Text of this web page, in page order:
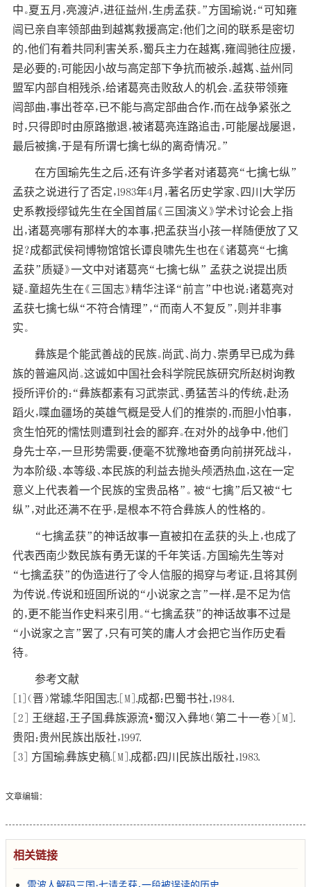
中。夏五月，亮渡泸，进征益州，生虏孟获。”方国瑜说：“可知雍
闿已亲自率领部曲到越嶲救援高定；他们之间的联系是密切
的，他们有着共同利害关系，蜀兵主力在越嶲，雍闿驰往应援，
是必要的；可能因小故与高定部下争抗而被杀，越嶲、益州同
盟军内部自相残杀，给诸葛亮击败敌人的机会。孟获带领雍
闿部曲，事出苍卒，已不能与高定部曲合作，而在战争紧张之
时，只得即时由原路撤退，被诸葛亮连路追击，可能屡战屡退，
最后被擒，于是有所谓七擒七纵的离奇情况。”
在方国瑜先生之后，还有许多学者对诸葛亮“七擒七纵”
孟获之说进行了否定，1983年4月，著名历史学家、四川大学历
史系教授缪钺先生在全国首届《三国演义》学术讨论会上指
出，诸葛亮哪有那样大的本事，把孟获当小孩一样随便放了又
捉？成都武侯祠博物馆馆长谭良啸先生也在《诸葛亮“七擒
孟获”质疑》一文中对诸葛亮“七擒七纵” 孟获之说提出质
疑。童超先生在《三国志》精华注译“前言”中也说：诸葛亮对
孟获七擒七纵“不符合情理”，“而南人不复反”，则并非事
实。
彝族是个能武善战的民族。尚武、尚力、崇勇早已成为彝
族的普遍风尚。这诚如中国社会科学院民族研究所赵树询教
授所评价的：“彝族都素有习武崇武、勇猛苦斗的传统，赴汤
蹈火，喋血疆场的英雄气概是受人们的推崇的，而胆小怕事，
贪生怕死的懦怯则遭到社会的鄙弃。在对外的战争中，他们
身先士卒，一旦形势需要，便毫不犹豫地奋勇向前拼死战斗，
为本阶级、本等级、本民族的利益去抛头颅洒热血，这在一定
意义上代表着一个民族的宝贵品格”。 被“七擒”后又被“七
纵”，对此还满不在乎，是根本不符合彝族人的性格的。
“七擒孟获”的神话故事一直被扣在孟获的头上，也成了
代表西南少数民族有勇无谋的千年笑话。方国瑜先生等对
“七擒孟获”的伪造进行了令人信服的揭穿与考证，且将其例
为传说。传说和班固所说的“小说家之言”一样，是不足为信
的，更不能当作史料来引用。“七擒孟获”的神话故事不过是
“小说家之言”罢了，只有可笑的庸人才会把它当作历史看
待。
参考文献
[1]（晋）常璩.华阳国志.[M].成都：巴蜀书社，1984.
[2] 王继超，王子国.彝族源流·蜀汉入彝地（第二十一卷）[M].
贵阳：贵州民族出版社，1997.
[3] 方国瑜.彝族史稿.[M].成都：四川民族出版社，1983.
文章编辑：
相关链接